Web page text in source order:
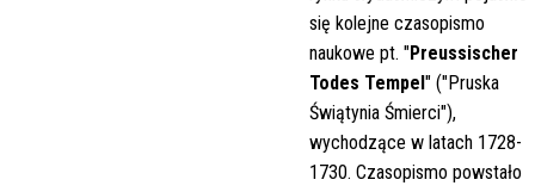
się kolejne czasopismo
naukowe pt. "Preussischer
Todes Tempel" ("Pruska
Świątynia Śmierci"),
wychodzące w latach 1728-
1730. Czasopismo powstało